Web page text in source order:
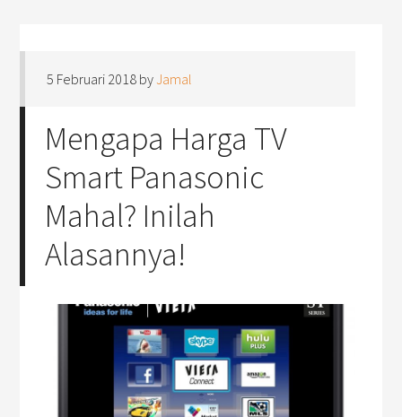
5 Februari 2018 byJamal
Mengapa Harga TV
Smart Panasonic
Mahal? Inilah
Alasannya!